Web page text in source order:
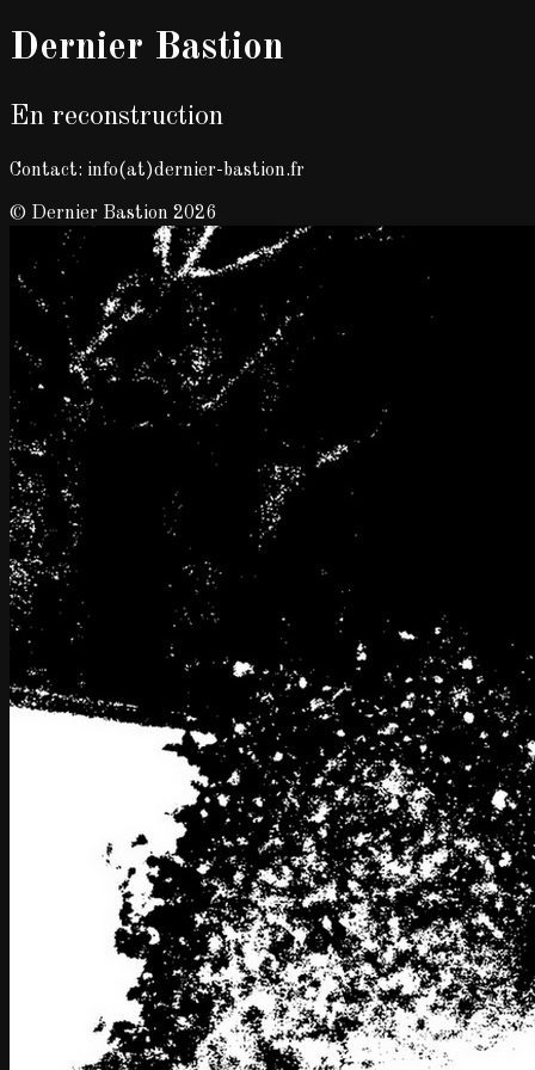
Dernier Bastion
En reconstruction
Contact: info(at)dernier-bastion.fr
© Dernier Bastion 2026